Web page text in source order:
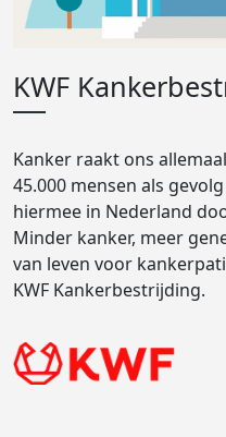
KWF
Kanker raakt ons
45.000 mensen als
hiermee in Nederland
Minder kanker, meer
van leven voor
KWF Kankerbestrijding.